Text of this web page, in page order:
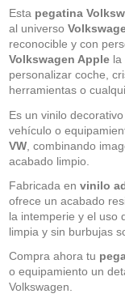
Esta pegatina
al universo
reconocible y con
Volkswagen Applela
personalizar coche,
herramientas o
Es un vinilo
vehículo o
VW, combinando
acabado limpio.
Fabricada en vinilo
ofrece un acabado
la intemperie y el uso
limpia y sin burbujas
Compra ahora tu
o equipamiento un
Volkswagen.